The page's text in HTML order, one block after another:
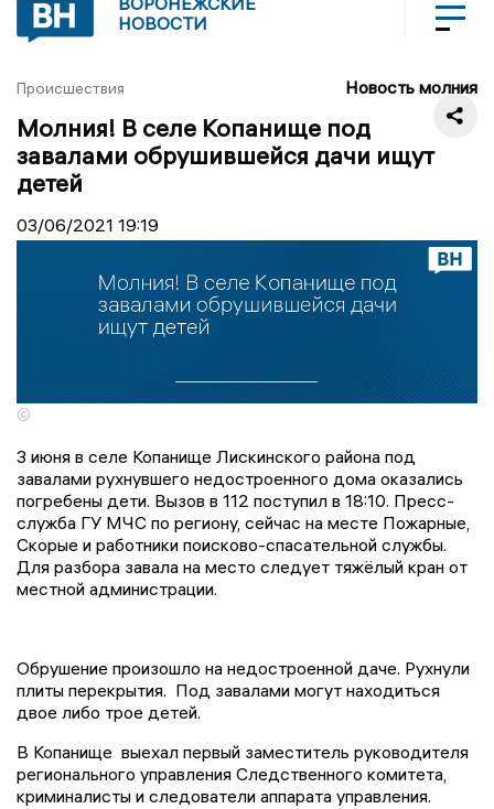
НОВОСТИ
Происшествия Новость молния
Молния! В селе Копанище под
завалами обрушившейся дачи ищут
детей
03/06/2021 19:19
©
3 июня в селе Копанище Лискинского района под
завалами рухнувшего недостроенного дома оказались
погребены дети. Вызов в 112 поступил в 18:10. Пресс-
служба ГУ МЧС по региону, сейчас на месте Пожарные,
Скорые и работники поисково-спасательной службы.
Для разбора завала на место следует тяжёлый кран от
местной администрации.
Обрушение произошло на недостроенной даче. Рухнули
плиты перекрытия. Под завалами могут находиться
двое либо трое детей.
В Копанище выехал первый заместитель руководителя
регионального управления Следственного комитета,
криминалисты и следователи аппарата управления.